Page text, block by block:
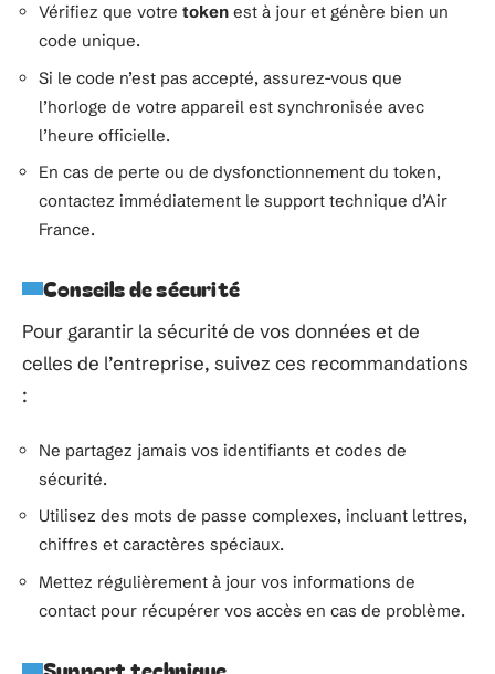
Vérifiez que votre token est à jour et génère bien un
code unique.
Si le code n’est pas accepté, assurez-vous que
l’horloge de votre appareil est synchronisée avec
l’heure officielle.
En cas de perte ou de dysfonctionnement du token,
contactez immédiatement le support technique d’Air
France.
Conseils de sécurité
Pour garantir la sécurité de vos données et de
celles de l’entreprise, suivez ces recommandations
:
Ne partagez jamais vos identifiants et codes de
sécurité.
Utilisez des mots de passe complexes, incluant lettres,
chiffres et caractères spéciaux.
Mettez régulièrement à jour vos informations de
contact pour récupérer vos accès en cas de problème.